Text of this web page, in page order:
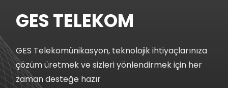
GES TELEKOM
GES Telekomünikasyon, teknolojik ihtiyaçlarınıza
çözüm üretmek ve sizleri yönlendirmek için her
zaman desteğe hazır
GES TELEKOM
GES Telekomünikasyon, teknolojik ihtiyaçlarınıza
çözüm üretmek ve sizleri yönlendirmek için her
zaman desteğe hazır
GES TELEKOM
GES Telekomünikasyon, teknolojik ihtiyaçlarınıza
çözüm üretmek ve sizleri yönlendirmek için her
zaman desteğe hazır